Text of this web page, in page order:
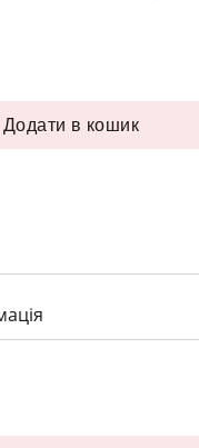
шир.17 см чорний
Додати в кошик